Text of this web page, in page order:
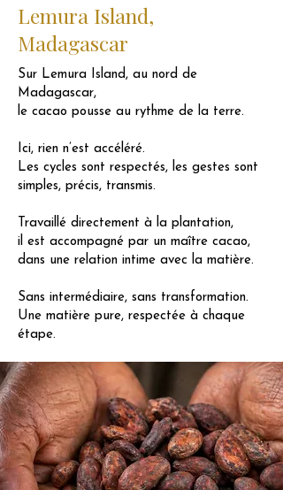
Lemura Island,
Madagascar
Sur Lemura Island, au nord de
Madagascar,
le cacao pousse au rythme de la terre.
Ici, rien n’est accéléré.
Les cycles sont respectés, les gestes sont
simples, précis, transmis.
Travaillé directement à la plantation,
il est accompagné par un maître cacao,
dans une relation intime avec la matière.
Sans intermédiaire, sans transformation.
Une matière pure, respectée à chaque
étape.